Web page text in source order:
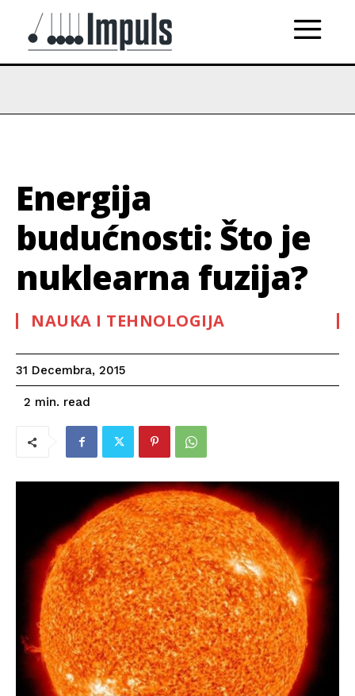
Energija
budućnosti: Što je
nuklearna fuzija?
NAUKA I TEHNOLOGIJA
31 Decembra, 2015
2 min. read